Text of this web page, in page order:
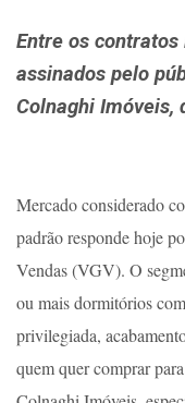
Entre os contratos
assinados pelo
Colnaghi Imóveis,
Mercado considerado
padrão responde hoje
Vendas (VGV). O
ou mais dormitórios
privilegiada,
quem quer comprar